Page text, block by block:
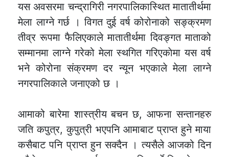
यस अवसरमा चन्द्रागिरी नगरपालिकास्थित मातातीर्थमा
मेला लाग्ने गर्छ । विगत दुई वर्ष कोरोनाको सङ्क्रमण
तीव्र रूपमा फैलिएकाले मातातीर्थमा दिवङ्गत माताको
सम्मानमा लाग्ने गरेको मेला स्थगित गरिएकाेमा यस वर्ष
भने कोरोना संक्रमण दर न्यून भएकाले मेला लाग्ने
नगरपालिकाले जनाएको छ ।
आमाको बारेमा शास्त्रीय बचन छ, आफना सन्तानहरु
जति कपुत्र, कुपुत्री भएपनि आमाबाट प्राप्त हुने माया
कसैबाट पनि प्राप्त हुन सक्दैन । त्यसैले आजको दिन